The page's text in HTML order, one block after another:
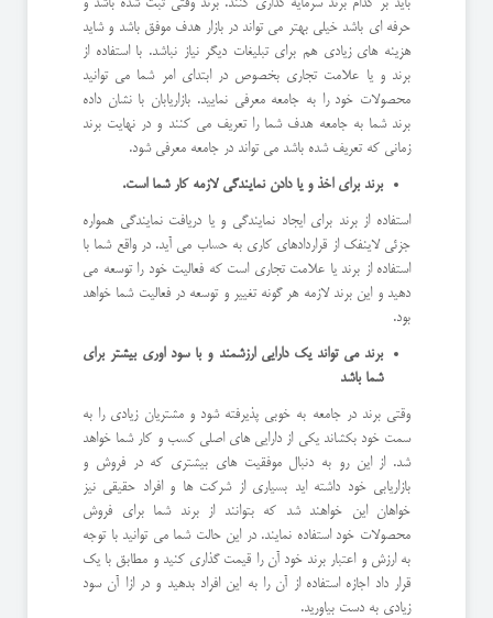
حرفه ای باشد خیلی بهتر می تواند در بازار هدف موفق باشد و شاید
هزینه های زیادی هم برای تبلیغات دیگر نیاز نباشد. با استفاده از
برند و یا علامت تجاری بخصوص در ابتدای امر شما می توانید
محصولات خود را به جامعه معرفی نمایید. بازاریابان با نشان داده
برند شما به جامعه هدف شما را تعریف می کنند و در نهایت برند
زمانی که تعریف شده باشد می تواند در جامعه معرفی شود.
برند برای اخذ و یا دادن نمایندگی لازمه کار شما است.
استفاده از برند برای ایجاد نمایندگی و یا دریافت نمایندگی همواره
جزئی لاینفک از قراردادهای کاری به حساب می آید. در واقع شما با
استفاده از برند یا علامت تجاری است که فعالیت خود را توسعه می
دهید و این برند لازمه هر گونه تغییر و توسعه در فعالیت شما خواهد
بود.
برند می تواند یک دارایی ارزشمند و با سود اوری بیشتر برای
شما باشد
وقتی برند در جامعه به خوبی پذیرفته شود و مشتریان زیادی را به
سمت خود بکشاند یکی از دارایی های اصلی کسب و کار شما خواهد
شد. از این رو به دنبال موفقیت های بیشتری که در فروش و
بازاریابی خود داشته اید بسیاری از شرکت ها و افراد حقیقی نیز
خواهان این خواهند شد که بتوانند از برند شما برای فروش
محصولات خود استفاده نمایند. در این حالت شما می توانید با توجه
به ارزش و اعتبار برند خود آن را قیمت گذاری کنید و مطابق با یک
قرار داد اجازه استفاده از آن را به این افراد بدهید و در ازا آن سود
زیادی به دست بیاورید.